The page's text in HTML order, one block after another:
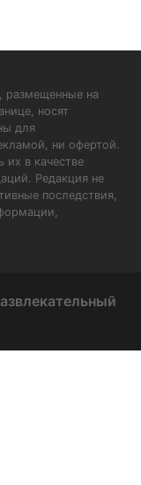
размещенные на
носят
для
ни офертой.
их в качестве
Редакция не
последствия,